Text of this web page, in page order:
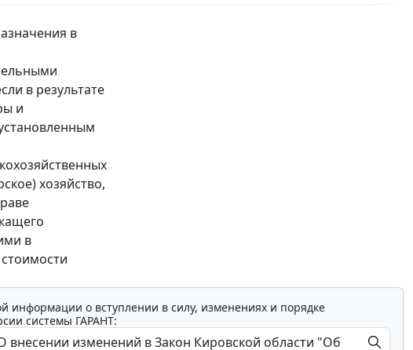
в
в результате
и
хозяйство,
в
информации о вступлении в силу, изменениях и порядке
системы ГАРАНТ: